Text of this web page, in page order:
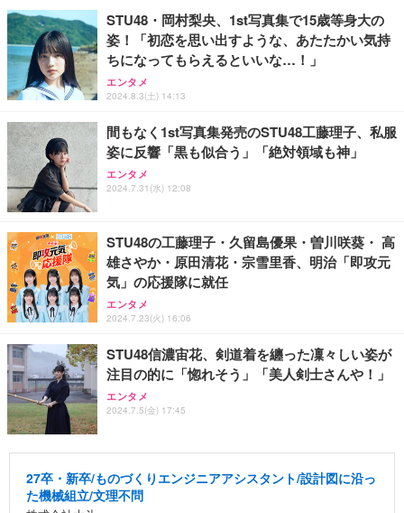
STU48・岡村梨央、1st写真集で15歳等身大の
姿！「初恋を思い出すような、あたたかい気持
ちになってもらえるといいな…！」
エンタメ
2024.8.3(土) 14:13
間もなく1st写真集発売のSTU48工藤理子、私服
姿に反響「黒も似合う」「絶対領域も神」
エンタメ
2024.7.31(水) 12:08
STU48の工藤理子・久留島優果・曽川咲葵・ 高
雄さやか・原田清花・宗雪里香、明治「即攻元
気」の応援隊に就任
エンタメ
2024.7.23(火) 16:06
STU48信濃宙花、剣道着を纏った凜々しい姿が
注目の的に「惚れそう」「美人剣士さんや！」
エンタメ
2024.7.5(金) 17:45
27卒・新卒/ものづくりエンジニアアシスタント/設計図に沿っ
た機械組立/文理不問